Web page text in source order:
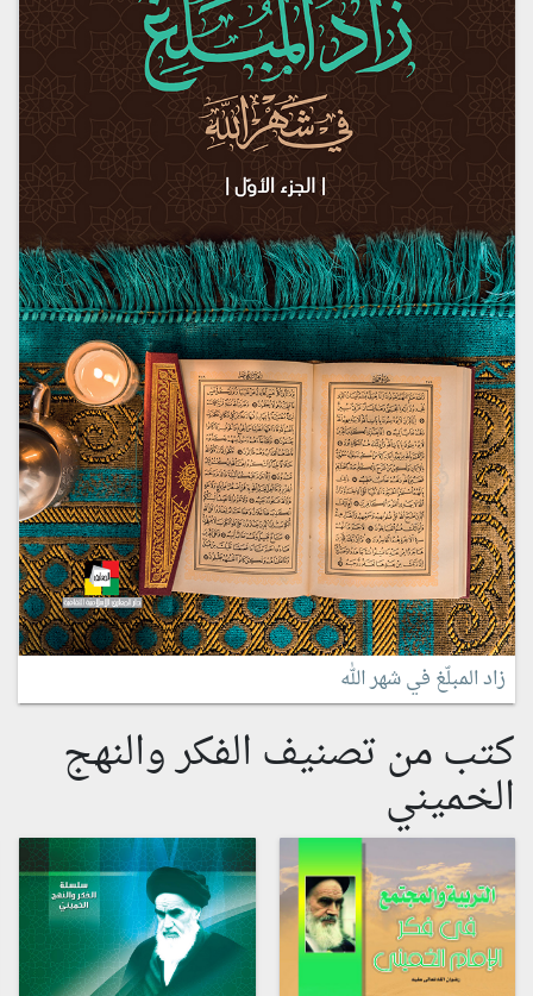
زاد المبلّغ في شهر الله
كتب من تصنيف الفكر والنهج
الخميني